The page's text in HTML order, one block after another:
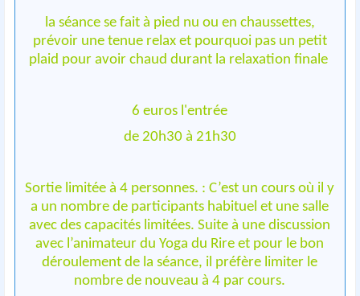
la séance se fait à pied nu ou en chaussettes,
prévoir une tenue relax et pourquoi pas un petit
plaid pour avoir chaud durant la relaxation finale
6 euros l'entrée
de 20h30 à 21h30
Sortie limitée à 4 personnes. : C’est un cours où il y
a un nombre de participants habituel et une salle
avec des capacités limitées. Suite à une discussion
avec l’animateur du Yoga du Rire et pour le bon
déroulement de la séance, il préfère limiter le
nombre de nouveau à 4 par cours.